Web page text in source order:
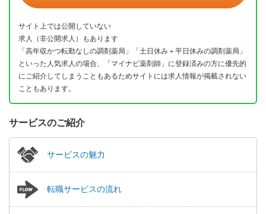
サイト上では公開していない
求人（非公開求人）もあります
「高年収かつ転勤なしの調剤薬局」「土日休み＋平日休みの調剤薬局」
といった人気求人の場合、「マイナビ薬剤師」に登録済みの方に優先的
にご紹介してしまうこともあるためサイトには求人情報が掲載されない
こともあります。
サービスのご紹介
サービスの魅力
転職サービスの流れ